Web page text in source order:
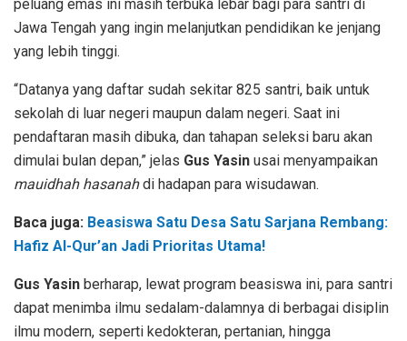
peluang emas ini masih terbuka lebar bagi para santri di
Jawa Tengah yang ingin melanjutkan pendidikan ke jenjang
yang lebih tinggi.
“Datanya yang daftar sudah sekitar 825 santri, baik untuk
sekolah di luar negeri maupun dalam negeri. Saat ini
pendaftaran masih dibuka, dan tahapan seleksi baru akan
dimulai bulan depan,” jelas Gus Yasin usai menyampaikan
mauidhah hasanahdi hadapan para wisudawan.
Baca juga: ​Beasiswa Satu Desa Satu Sarjana Rembang:
Hafiz Al-Qur’an Jadi Prioritas Utama!
Gus Yasin berharap, lewat program beasiswa ini, para santri
dapat menimba ilmu sedalam-dalamnya di berbagai disiplin
ilmu modern, seperti kedokteran, pertanian, hingga